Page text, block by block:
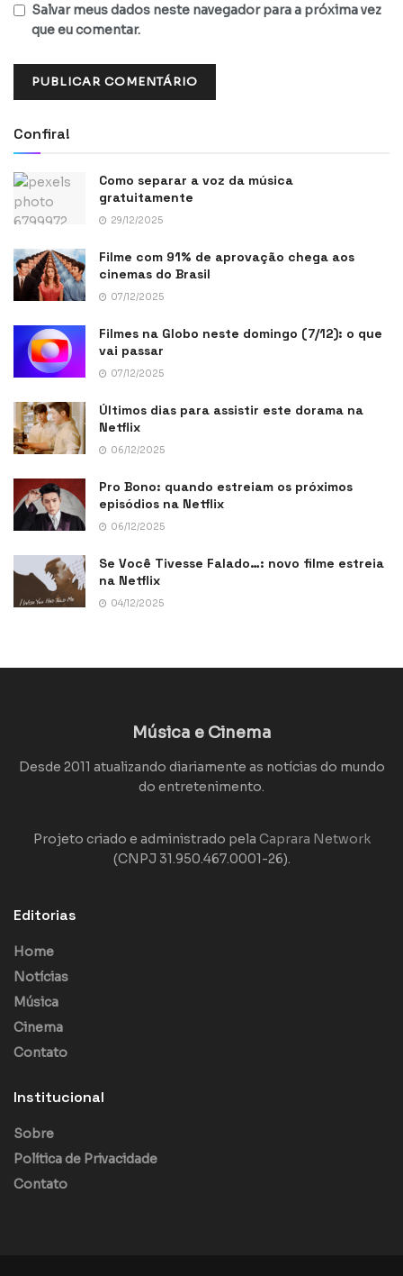
Salvar meus dados neste navegador para a próxima vez
que eu comentar.
Confira!
Como separar a voz da música
gratuitamente
29/12/2025
Filme com 91% de aprovação chega aos
cinemas do Brasil
07/12/2025
Filmes na Globo neste domingo (7/12): o que
vai passar
07/12/2025
Últimos dias para assistir este dorama na
Netflix
06/12/2025
Pro Bono: quando estreiam os próximos
episódios na Netflix
06/12/2025
Se Você Tivesse Falado…: novo filme estreia
na Netflix
04/12/2025
Música e Cinema
Desde 2011 atualizando diariamente as notícias do mundo
do entretenimento.
Projeto criado e administrado pela Caprara Network
(CNPJ 31.950.467.0001-26).
Editorias
Home
Notícias
Música
Cinema
Contato
Institucional
Sobre
Política de Privacidade
Contato